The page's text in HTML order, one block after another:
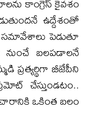
ఉద్దేశంతో
పెడుతూ
నుంచే బలపడాలనే
ప్రత్యర్థిగా బీజేపీని
చేస్తుండటం..
ఒకింత బలం